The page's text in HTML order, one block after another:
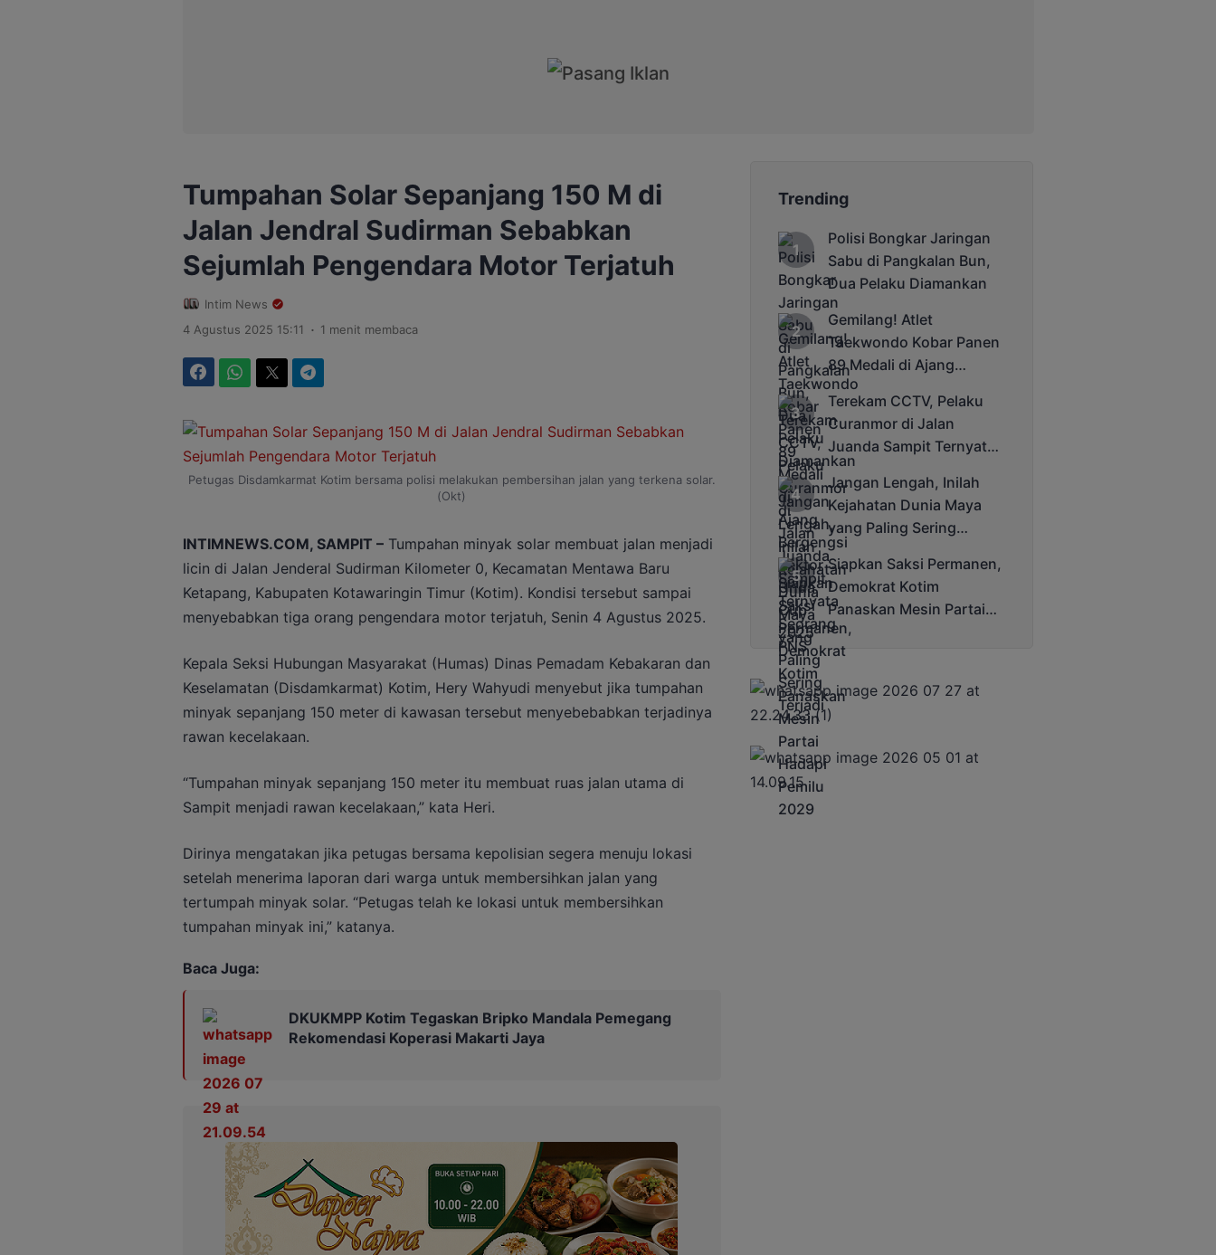
Tumpahan Solar Sepanjang 150 M di
Jalan Jendral Sudirman Sebabkan
Sejumlah Pengendara Motor Terjatuh
Intim News
4 Agustus 2025 15:11
. 1 menit membaca
Petugas Disdamkarmat Kotim bersama polisi melakukan pembersihan jalan yang terkena solar.
(Okt)
INTIMNEWS.COM, SAMPIT –Tumpahan minyak solar membuat jalan menjadi
licin di Jalan Jenderal Sudirman Kilometer 0, Kecamatan Mentawa Baru
Ketapang, Kabupaten Kotawaringin Timur (Kotim). Kondisi tersebut sampai
menyebabkan tiga orang pengendara motor terjatuh, Senin 4 Agustus 2025.
Kepala Seksi Hubungan Masyarakat (Humas) Dinas Pemadam Kebakaran dan
Keselamatan (Disdamkarmat) Kotim, Hery Wahyudi menyebut jika tumpahan
minyak sepanjang 150 meter di kawasan tersebut menyebebabkan terjadinya
rawan kecelakaan.
“Tumpahan minyak sepanjang 150 meter itu membuat ruas jalan utama di
Sampit menjadi rawan kecelakaan,” kata Heri.
Dirinya mengatakan jika petugas bersama kepolisian segera menuju lokasi
setelah menerima laporan dari warga untuk membersihkan jalan yang
tertumpah minyak solar. “Petugas telah ke lokasi untuk membersihkan
tumpahan minyak ini,” katanya.
Baca Juga:
DKUKMPP Kotim Tegaskan Bripko Mandala Pemegang
Rekomendasi Koperasi Makarti Jaya
Trending
Polisi Bongkar Jaringan
Sabu di Pangkalan Bun,
Dua Pelaku Diamankan
Gemilang! Atlet
Taekwondo Kobar Panen
89 Medali di Ajang
Bergengsi Rektor Unda
Cup 2025
Terekam CCTV, Pelaku
Curanmor di Jalan
Juanda Sampit Ternyata
Seorang PNS
Jangan Lengah, Inilah
Kejahatan Dunia Maya
yang Paling Sering
Terjadi
Siapkan Saksi Permanen,
Demokrat Kotim
Panaskan Mesin Partai
Hadapi Pemilu 2029